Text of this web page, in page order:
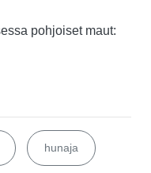
pohjoiset maut:
hunaja